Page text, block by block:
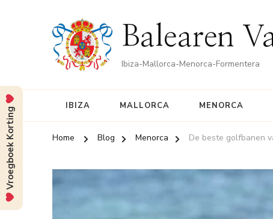
Balearen
Ibiza-Mallorca-Menorca-Formentera
IBIZA MALLORCA MENORCA
Home Blog Menorca De beste golfbanen
Vroegboek Korting